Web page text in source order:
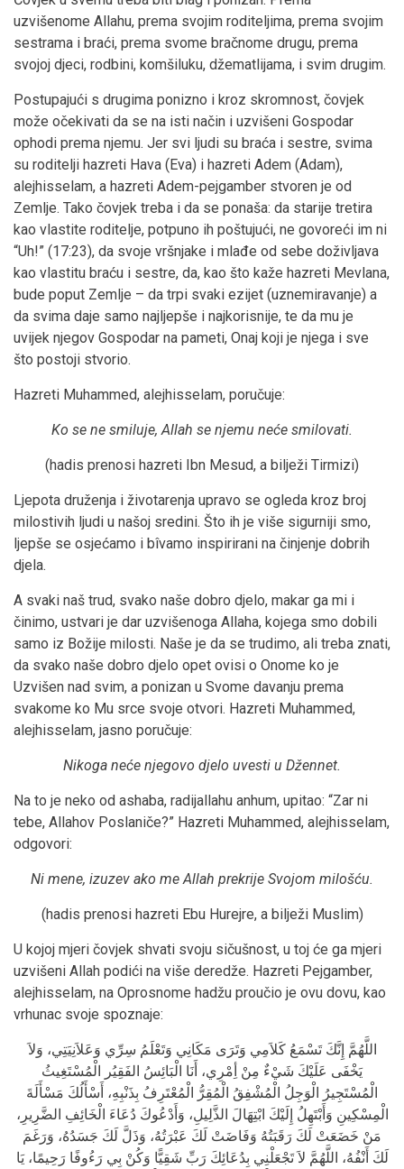
uzvišenome Allahu, prema svojim roditeljima, prema svojim
sestrama i braći, prema svome bračnome drugu, prema
svojoj djeci, rodbini, komšiluku, džematlijama, i svim drugim.
Postupajući s drugima ponizno i kroz skromnost, čovjek
može očekivati da se na isti način i uzvišeni Gospodar
ophodi prema njemu. Jer svi ljudi su braća i sestre, svima
su roditelji hazreti Hava (Eva) i hazreti Adem (Adam),
alejhisselam, a hazreti Adem-pejgamber stvoren je od
Zemlje. Tako čovjek treba i da se ponaša: da starije tretira
kao vlastite roditelje, potpuno ih poštujući, ne govoreći im ni
“Uh!” (17:23), da svoje vršnjake i mlađe od sebe doživljava
kao vlastitu braću i sestre, da, kao što kaže hazreti Mevlana,
bude poput Zemlje – da trpi svaki ezijet (uznemiravanje) a
da svima daje samo najljepše i najkorisnije, te da mu je
uvijek njegov Gospodar na pameti, Onaj koji je njega i sve
što postoji stvorio.
Hazreti Muhammed, alejhisselam, poručuje:
Ko se ne smiluje, Allah se njemu neće smilovati.
(hadis prenosi hazreti Ibn Mesud, a bilježi Tirmizi)
Ljepota druženja i životarenja upravo se ogleda kroz broj
milostivih ljudi u našoj sredini. Što ih je više sigurniji smo,
ljepše se osjećamo i bîvamo inspirirani na činjenje dobrih
djela.
A svaki naš trud, svako naše dobro djelo, makar ga mi i
činimo, ustvari je dar uzvišenoga Allaha, kojega smo dobili
samo iz Božije milosti. Naše je da se trudimo, ali treba znati,
da svako naše dobro djelo opet ovisi o Onome ko je
Uzvišen nad svim, a ponizan u Svome davanju prema
svakome ko Mu srce svoje otvori. Hazreti Muhammed,
alejhisselam, jasno poručuje:
Nikoga neće njegovo djelo uvesti u Džennet.
Na to je neko od ashaba, radijallahu anhum, upitao: “Zar ni
tebe, Allahov Poslaniče?” Hazreti Muhammed, alejhisselam,
odgovori:
Ni mene, izuzev ako me Allah prekrije Svojom milošću.
(hadis prenosi hazreti Ebu Hurejre, a bilježi Muslim)
U kojoj mjeri čovjek shvati svoju sičušnost, u toj će ga mjeri
uzvišeni Allah podići na više deredže. Hazreti Pejgamber,
alejhisselam, na Oprosnome hadžu proučio je ovu dovu, kao
vrhunac svoje spoznaje:
اللَّهُمَّ إِنَّكَ تَسْمَعُ كَلاَمِي وَتَرَى مَكَانِي وَتَعْلَمُ سِرِّي وَعَلاَنِيَتِي، وَلاَ
يَخْفَى عَلَيْكَ شَيْءٌ مِنْ أِمْرِي، أَنَا الْبَائِسُ الفَقِيُر الْمُسْتَغِيثُ
الْمُسْتَجِيرُ الْوَجِلُ الْمُشْفِقُ الْمُقِرُّ الْمُعْتَرِفُ بِذَنْبِهِ، أَسْأَلُكَ مَسْأَلَةَ
الْمِسْكِينِ وَأَبْتَهِلُ إِلَيْكَ ابْتِهَالَ الذَّلِيلِ، وَأَدْعُوكَ دُعَاءَ الْخَائِفِ الضَّرِيرِ،
مَنْ خَضَعَتْ لَكَ رَقَبَتُهُ وَفَاضَتْ لَكَ عَبْرَتُهُ، وَذَلَّ لَكَ جَسَدُهُ، وَرَغَمَ
لَكَ أَنْفُهُ، اللَّهُمَّ لاَ تَجْعَلْنِي بِدُعَائِكَ رَبِّ شَقِيًّا وَكُنْ بِي رَءُوفًا رَحِيمًا، يَا